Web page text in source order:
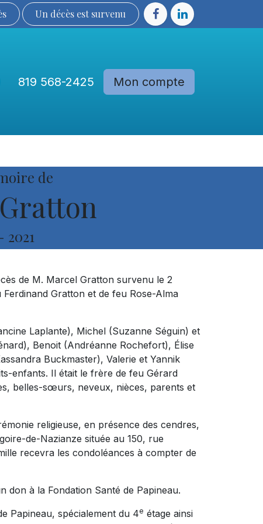
Un décès est sur​​​​​​​​ve​nu​​​​​​​​​​
819 568-2425 Mon compte
de
2021
de M. Marcel Gratton survenu le 2
Ferdinand Gratton et de feu Rose-Alma
Laplante), Michel (Suzanne Séguin) et
Benoit (Andréanne Rochefort), Élise
Buckmaster), Valerie et Yannik
enfants. Il était le frère de feu Gérard
belles-sœurs, neveux, nièces, parents et
religieuse, en présence des cendres,
de-Nazianze située au 150, rue
recevra les condoléances à compter de
don à la Fondation Santé de Papineau.
Papineau, spécialement du 4e étage ainsi